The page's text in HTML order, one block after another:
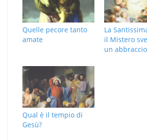
Quelle pecore tanto
amate
La
il Mistero
un abbraccio
Qual è il tempio di
Gesù?